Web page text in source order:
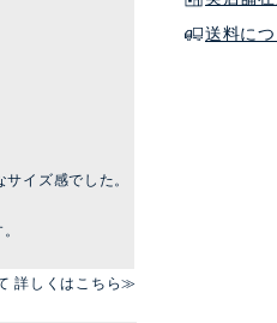
送料に
イズ感でした。
詳しくはこちら≫